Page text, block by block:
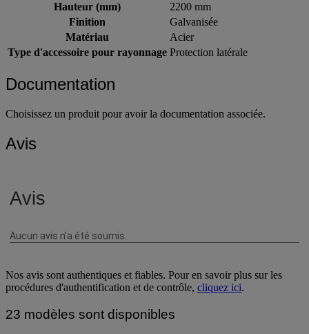
Hauteur (mm)
2200 mm
Finition
Galvanisée
Matériau
Acier
Type d'accessoire pour rayonnage Protection latérale
Documentation
Choisissez un produit pour avoir la documentation associée.
Avis
Nos avis sont authentiques et fiables. Pour en savoir plus sur les
procédures d'authentification et de contrôle, cliquez ici.
23 modèles sont disponibles